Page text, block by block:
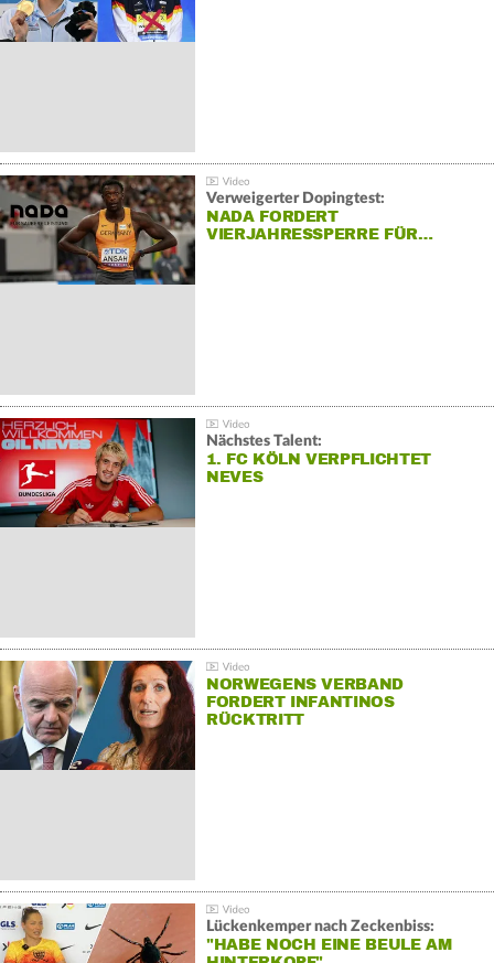
Verweigerter Dopingtest:
NADA FORDERT
VIERJAHRESSPERRE FÜR…
Nächstes Talent:
1. FC KÖLN VERPFLICHTET
NEVES
NORWEGENS VERBAND
FORDERT INFANTINOS
RÜCKTRITT
Lückenkemper nach Zeckenbiss:
"HABE NOCH EINE BEULE AM